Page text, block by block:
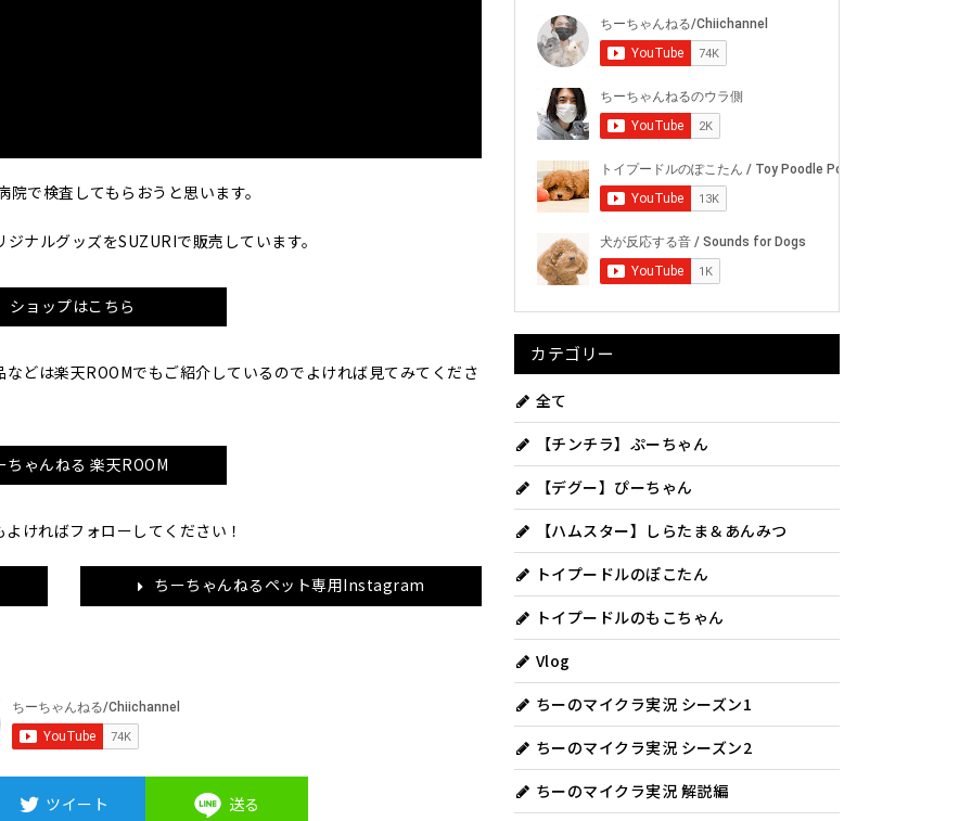
で検査してもらおうと思います。
ナルグッズをSUZURIで販売しています。
ショップはこちら
どは楽天ROOMでもご紹介しているのでよければ見てみてくださ
ちゃんねる 楽天ROOM
ければフォローしてください！
ちーちゃんねるペット専用Instagram
ツイート 送る
カテゴリー
全て
【チンチラ】ぷーちゃん
【デグー】ぴーちゃん
【ハムスター】しらたま＆あんみつ
トイプードルのぽこたん
トイプードルのもこちゃん
Vlog
ちーのマイクラ実況 シーズン1
ちーのマイクラ実況 シーズン2
ちーのマイクラ実況 解説編